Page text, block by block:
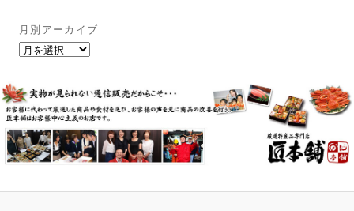
月別アーカイブ
月
ー
カ
イ
ブ